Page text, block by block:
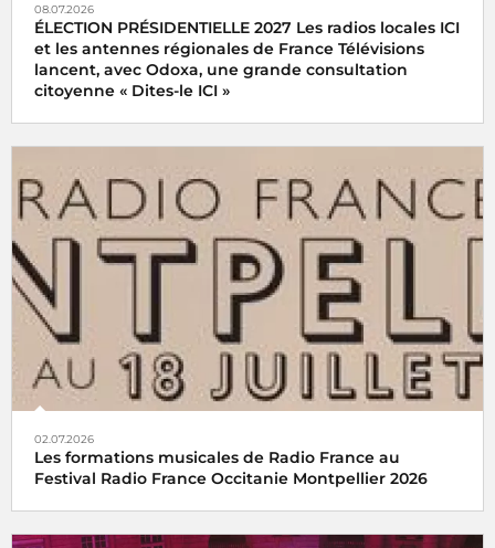
08.07.2026
ÉLECTION PRÉSIDENTIELLE 2027 Les radios locales ICI
et les antennes régionales de France Télévisions
lancent, avec Odoxa, une grande consultation
citoyenne « Dites-le ICI »
02.07.2026
Les formations musicales de Radio France au
Festival Radio France Occitanie Montpellier 2026